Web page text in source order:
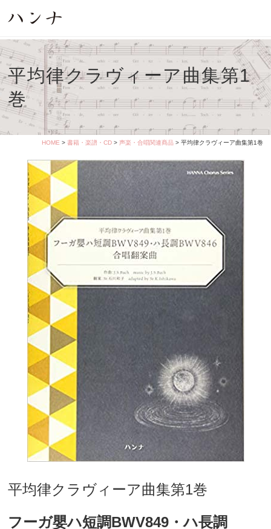
平均律クラヴィーア曲集第1
巻
HOME > 書籍・楽譜・CD> 声楽・合唱関連商品> 平均律クラヴィーア曲集第1巻
平均律クラヴィーア曲集第1巻
フーガ嬰ハ短調BWV849・ハ長調